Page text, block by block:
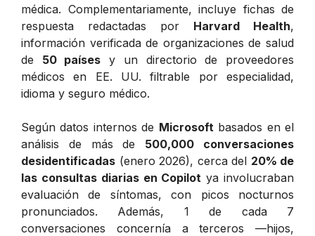
médica. Complementariamente, incluye fichas de
respuesta redactadas por Harvard Health,
información verificada de organizaciones de salud
de 50 países y un directorio de proveedores
médicos en EE. UU. filtrable por especialidad,
idioma y seguro médico.
Según datos internos de Microsoft basados en el
análisis de más de 500,000 conversaciones
desidentificadas (enero 2026), cerca del 20% de
las consultas diarias en Copilot ya involucraban
evaluación de síntomas, con picos nocturnos
pronunciados. Además, 1 de cada 7
conversaciones concernía a terceros —hijos,